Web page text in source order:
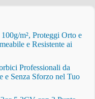
m², Proteggi Orto e
e Resistente ai
Professionali da
e Senza Sforzo nel Tuo